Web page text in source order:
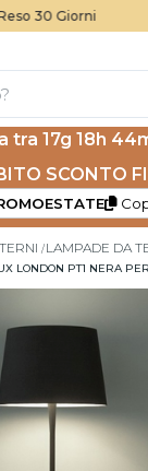
30 Giorni
tra 17g 18h
SCONTO
LAMPADE DA
LONDON PT1 NERA PER